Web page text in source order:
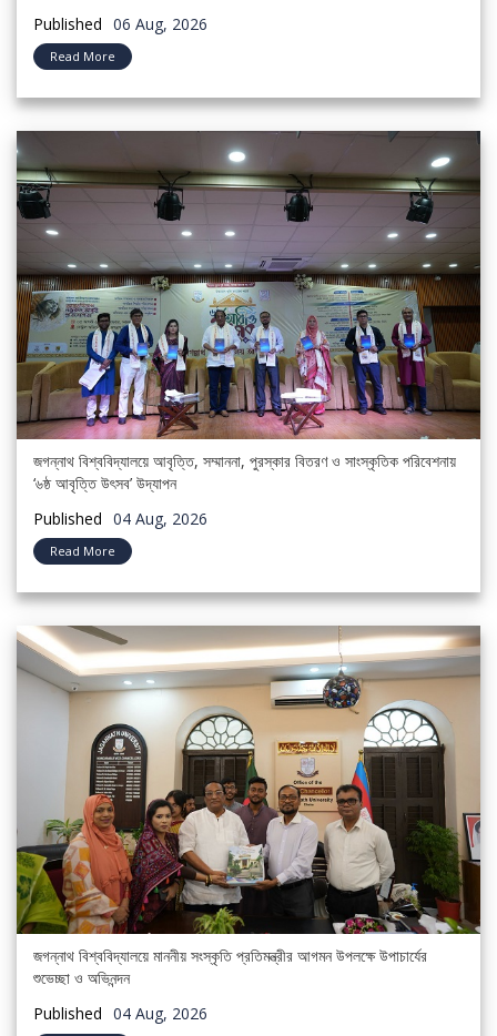
Published 06 Aug, 2026
Read More
জগন্নাথ বিশ্ববিদ্যালয়ে আবৃত্তি, সম্মাননা, পুরস্কার বিতরণ ও সাংস্কৃতিক পরিবেশনায়
‘৬ষ্ঠ আবৃত্তি উৎসব’ উদ্‌যাপন
Published 04 Aug, 2026
Read More
জগন্নাথ বিশ্ববিদ্যালয়ে মাননীয় সংস্কৃতি প্রতিমন্ত্রীর আগমন উপলক্ষে উপাচার্যের
শুভেচ্ছা ও অভিনন্দন
Published 04 Aug, 2026